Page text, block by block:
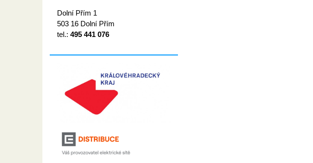
Dolní Přím 1
503 16 Dolní Přím
tel.: 495 441 076